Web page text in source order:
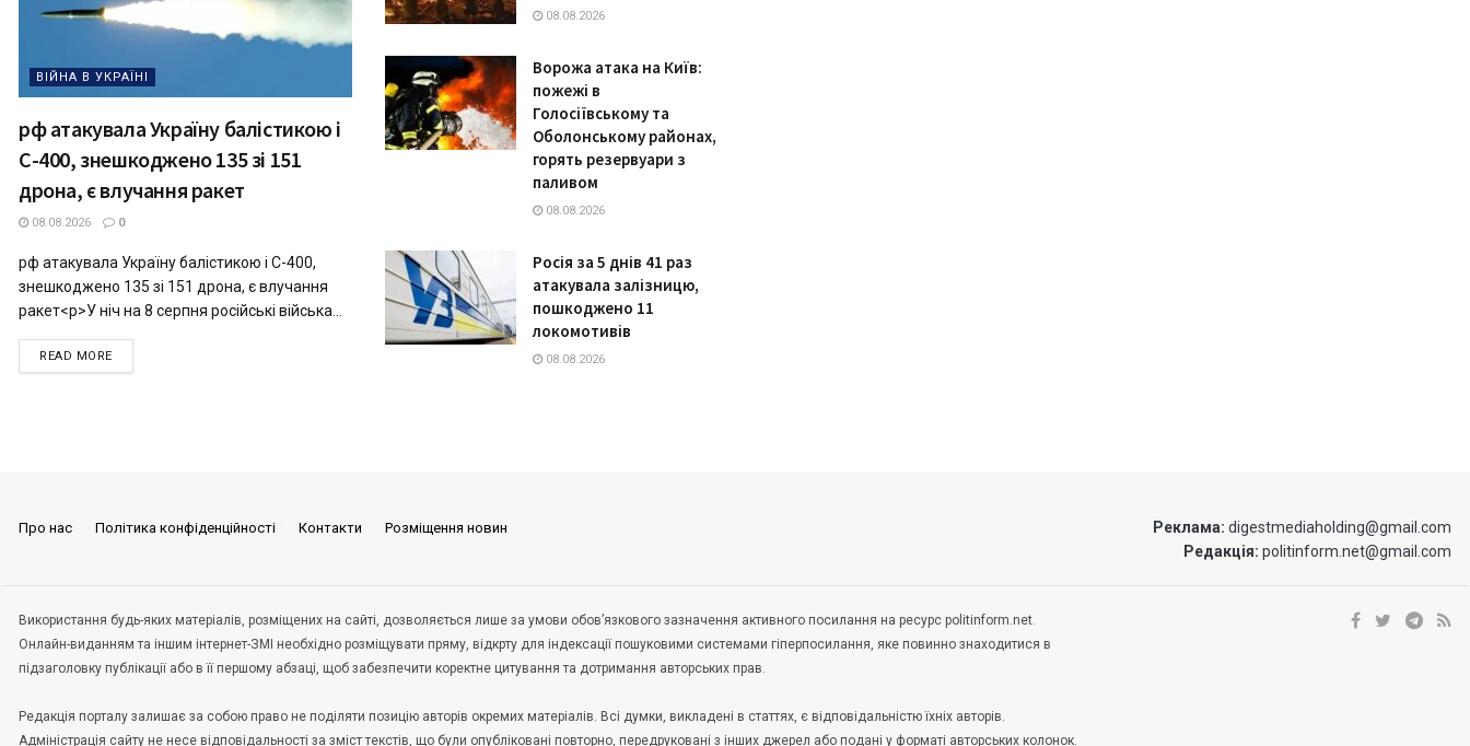
ВІЙНА В УКРАЇНІ
рф атакувала Україну балістикою і
С-400, знешкоджено 135 зі 151
дрона, є влучання ракет
08.08.2026 0
рф атакувала Україну балістикою і С-400,
знешкоджено 135 зі 151 дрона, є влучання
ракет<p>У ніч на 8 серпня російські війська...
READ MORE
08.08.2026
Ворожа атака на Київ:
пожежі в
Голосіївському та
Оболонському районах,
горять резервуари з
паливом
08.08.2026
Росія за 5 днів 41 раз
атакувала залізницю,
пошкоджено 11
локомотивів
08.08.2026
Про нас Політика конфіденційності Контакти Розміщення новин Реклама: digestmediaholding@gmail.com
Редакція: politinform.net@gmail.com
Використання будь-яких матеріалів, розміщених на сайті, дозволяється лише за умови обов’язкового зазначення активного посилання на ресурс politinform.net.
Онлайн-виданням та іншим інтернет-ЗМІ необхідно розміщувати пряму, відкрту для індексації пошуковими системами гіперпосилання, яке повинно знаходитися в
підзаголовку публікації або в її першому абзаці, щоб забезпечити коректне цитування та дотримання авторських прав.
Редакція порталу залишає за собою право не поділяти позицію авторів окремих матеріалів. Всі думки, викладені в статтях, є відповідальністю їхніх авторів.
Адміністрація сайту не несе відповідальності за зміст текстів, що були опубліковані повторно, передруковані з інших джерел або подані у форматі авторських колонок.